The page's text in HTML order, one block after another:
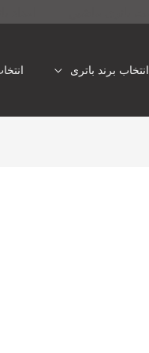
انتخاب برند باتری